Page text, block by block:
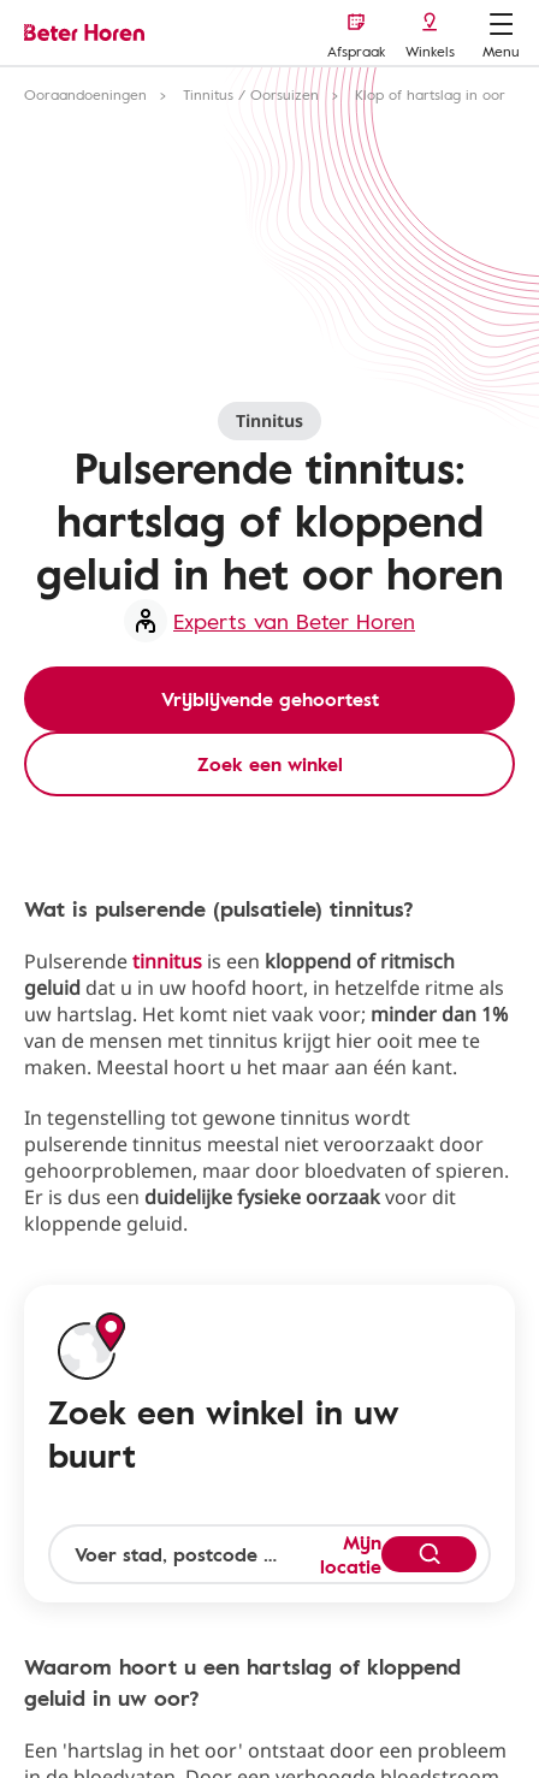
Afspraak Winkels
Menu
Ooraandoeningen
Tinnitus / Oorsuizen Klop of hartslag in oor
Tinnitus
Pulserende tinnitus:
hartslag of kloppend
geluid in het oor horen
Experts van Beter Horen
Vrijblijvende gehoortest
Zoek een winkel
Wat is pulserende (pulsatiele) tinnitus?
Pulserendetinnitus is een kloppend of ritmisch
geluid dat u in uw hoofd hoort, in hetzelfde ritme als
uw hartslag. Het komt niet vaak voor; minder dan 1%
van de mensen met tinnitus krijgt hier ooit mee te
maken. Meestal hoort u het maar aan één kant.
In tegenstelling tot gewone tinnitus wordt
pulserende tinnitus meestal niet veroorzaakt door
gehoorproblemen, maar door bloedvaten of spieren.
Er is dus een duidelijke fysieke oorzaakvoor dit
kloppende geluid.
Zoek een winkel in uw
buurt
Mijn
locatie
Waarom hoort u een hartslag of kloppend
geluid in uw oor?
Een 'hartslag in het oor' ontstaat door een probleem